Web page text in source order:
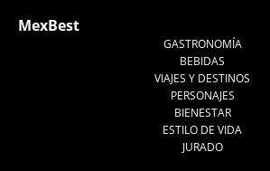
MexBest
GASTRONOMÍA
BEBIDAS
VIAJES Y DESTINOS
PERSONAJES
BIENESTAR
ESTILO DE VIDA
JURADO